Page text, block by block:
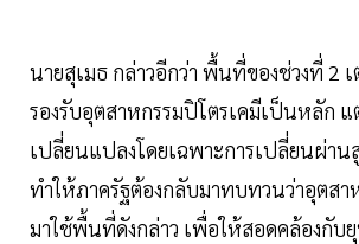
นายสุเมธ กล่าวอีกว่า พื้นที่ของช่วงที่ 2 เ
รองรับอุตสาหกรรมปิโตรเคมีเป็นหลัก
เปลี่ยนแปลงโดยเฉพาะการเปลี่ยนผ่าน
ทำให้ภาครัฐต้องกลับมาทบทวนว่าอุตสา
มาใช้พื้นที่ดังกล่าว เพื่อให้สอดคล้องกับ